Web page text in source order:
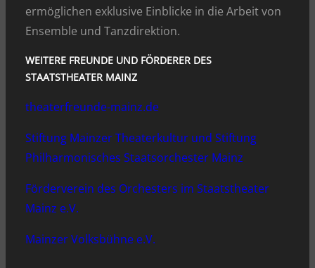
ermöglichen exklusive Einblicke in die Arbeit von
Ensemble und Tanzdirektion.
WEITERE FREUNDE UND FÖRDERER DES
STAATSTHEATER MAINZ
theaterfreunde-mainz.de
Stiftung Mainzer Theaterkultur und Stiftung
Philharmonisches Staatsorchester Mainz
Förderverein des Orchesters im Staatstheater
Mainz e.V.
Mainzer Volksbühne e.V.